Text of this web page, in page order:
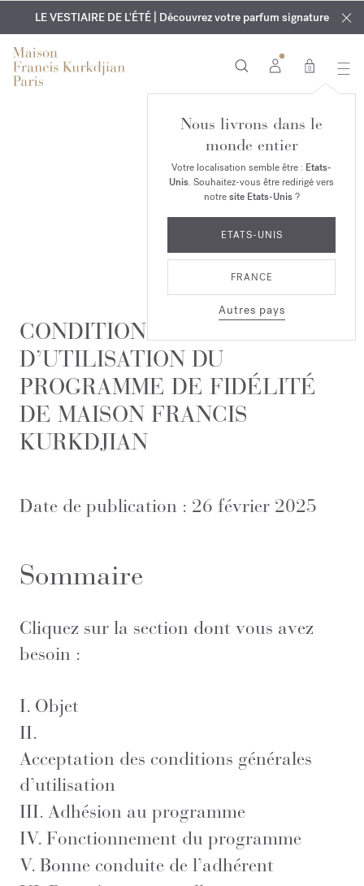
EXCLUSIF | Découvrez le nouveau parfum OUD
velvet mood
dans votre commande*
GRAVURE OFFERTE | Sur tous les parfums et huiles pour le
corps jusqu'au 9 août
LE VESTIAIRE DE L'ÉTÉ | Découvrez votre parfum signature
0
Nous livrons dans le
monde entier
Votre localisation semble être : Etats-
Unis. Souhaitez-vous être redirigé vers
notresite Etats-Unis?
ETATS-UNIS
FRANCE
Autres pays
CONDITIONS GÉNÉRALES
D’UTILISATION DU
PROGRAMME DE FIDÉLITÉ
DE MAISON FRANCIS
KURKDJIAN
Date de publication : 26 février 2025
Sommaire
Cliquez sur la section dont vous avez
besoin :
I. Objet
II.
Acceptation des conditions générales
d’utilisation
III. Adhésion au programme
IV. Fonctionnement du programme
V. Bonne conduite de l’adhérent